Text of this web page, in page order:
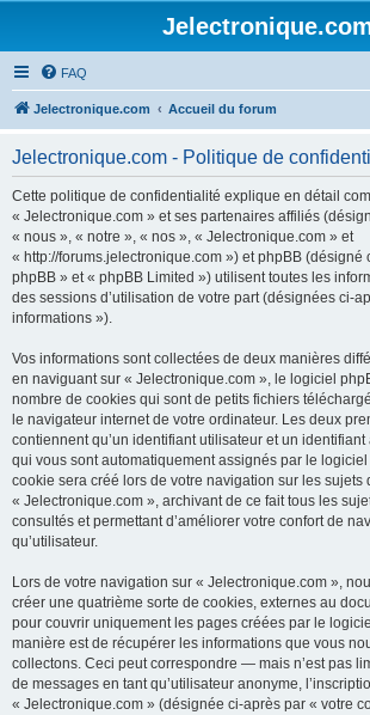
FAQ
Jelectronique.com Accueil du forum
Jelectronique.com - Politique de
Cette politique de confidentialité explique en détail
« Jelectronique.com » et ses partenaires affiliés
« nous », « notre », « nos », « Jelectronique.com » et
« http://forums.jelectronique.com ») et phpBB (désigné
phpBB » et « phpBB Limited ») utilisent toutes les
des sessions d’utilisation de votre part (désignées ci-
informations »).
Vos informations sont collectées de deux manières
en naviguant sur « Jelectronique.com », le logiciel
nombre de cookies qui sont de petits fichiers
le navigateur internet de votre ordinateur. Les deux
contiennent qu’un identifiant utilisateur et un
qui vous sont automatiquement assignés par le
cookie sera créé lors de votre navigation sur les sujets
« Jelectronique.com », archivant de ce fait tous les
consultés et permettant d’améliorer votre confort de
qu’utilisateur.
Lors de votre navigation sur « Jelectronique.com »,
créer une quatrième sorte de cookies, externes au
pour couvrir uniquement les pages créées par le
manière est de récupérer les informations que vous
collectons. Ceci peut correspondre — mais n’est pas
de messages en tant qu’utilisateur anonyme,
« Jelectronique.com » (désignée ci-après par « votre